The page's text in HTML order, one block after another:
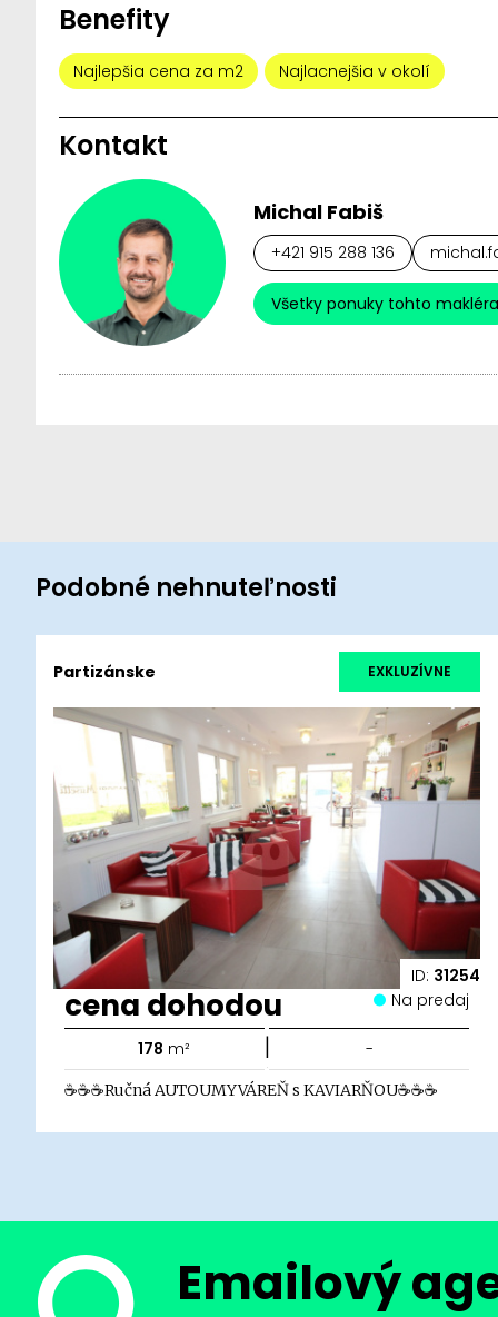
Benefity
Najlepšia cena za m2 Najlacnejšia v okolí
Kontakt
Michal Fabiš
+421 915 288 136
Všetky ponuky tohto makléra
Podobné nehnuteľnosti
ID: 31254
Partizánske EXKLUZÍVNE
cena dohodou Na predaj
178 m² | -
☕☕☕Ručná AUTOUMYVÁREŇ s KAVIARŇOU☕☕☕
Emailový